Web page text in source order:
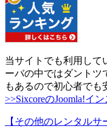
当サイトでも利用して
ーバの中ではダントツ
もあるので初心者でも
>>SixcoreのJoomla!イ
【その他のレンタルサ